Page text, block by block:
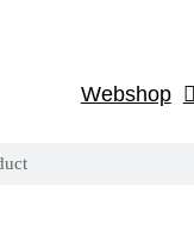
Webshop